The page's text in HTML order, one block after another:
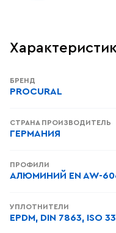
БРЕНД
PROCURAL
СТРАНА ПРОИЗВОДИТЕЛЬ
ГЕРМАНИЯ
ПРОФИЛИ
АЛЮМИНИЙ EN AW-
УПЛОТНИТЕЛИ
EPDM, DIN 7863, ISO